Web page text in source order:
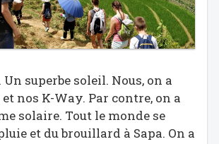
superbe soleil. Nous, on a
nos K-Way. Par contre, on a
solaire. Tout le monde se
et du brouillard à Sapa. On a